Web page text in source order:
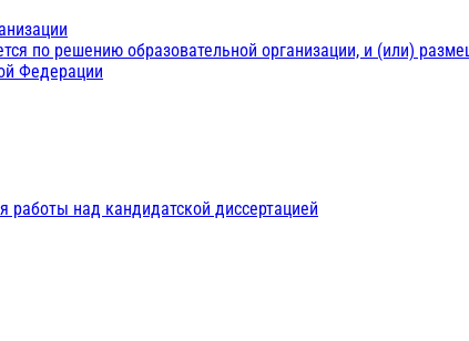
по решению образовательной организации, и (или)
Федерации
работы над кандидатской диссертацией